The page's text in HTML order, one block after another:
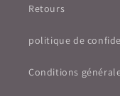
Retours
politique de
Conditions